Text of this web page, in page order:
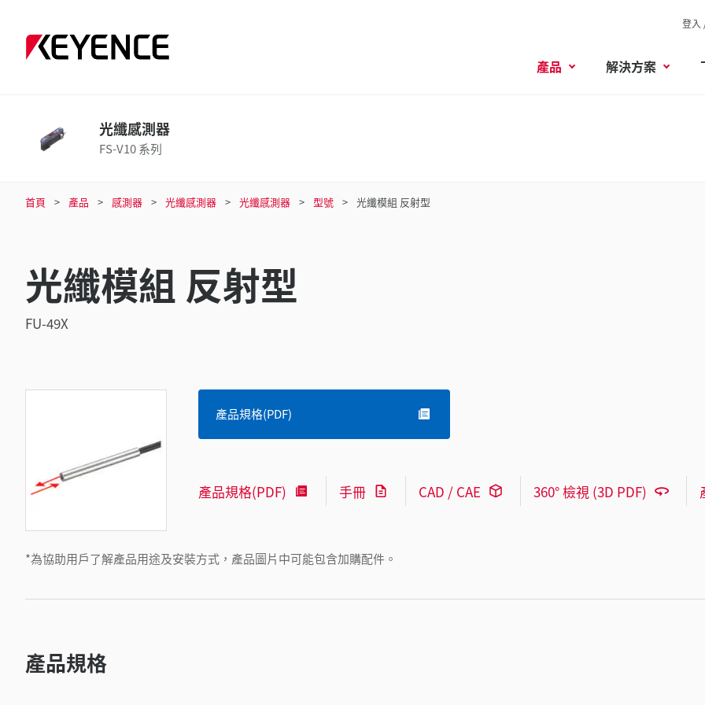
登入
產品 解決方案
光纖感測器
FS-V10 系列
首頁 產品 感測器 光纖感測器 光纖感測器 型號 光纖模組 反射型
光纖模組 反射型
FU-49X
*為協助用戶了解產品用途及安裝方式，產品圖片中可能包含加購配件。
產品規格(PDF)
產品規格(PDF) 手冊 CAD / CAE 360° 檢視 (3D PDF)
產品規格